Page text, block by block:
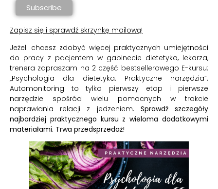
Zapisz się i sprawdź skrzynkę mailową!
Jeżeli chcesz zdobyć więcej praktycznych umiejętności
do pracy z pacjentem w gabinecie dietetyka, lekarza,
trenera zapraszam na 2 część bestsellerowego E-kursu:
„Psychologia dla dietetyka. Praktyczne narzędzia”.
Automonitoring to tylko pierwszy etap i pierwsze
narzędzie spośród wielu pomocnych w trakcie
naprawiania relacji z jedzeniem. Sprawdź szczegóły
najbardziej praktycznego kursu z wieloma dodatkowymi
materiałami. Trwa przedsprzedaż!